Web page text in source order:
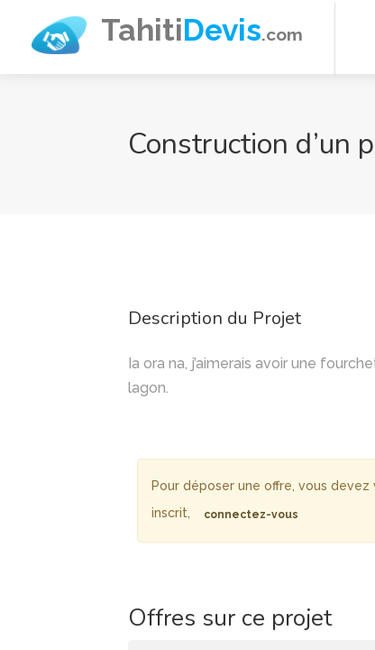
TahitiDevis.com
Construction d’un
Description du Projet
Ia ora na, j’aimerais avoir une
lagon.
Pour déposer une offre, vous
inscrit,
connectez-vous
Offres sur ce projet